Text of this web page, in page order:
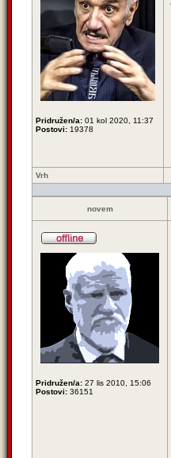
Pridružen/a: 01 kol 2020, 11:37
Postovi: 19378
Vrh
novem
Pridružen/a: 27 lis 2010, 15:06
Postovi: 36151